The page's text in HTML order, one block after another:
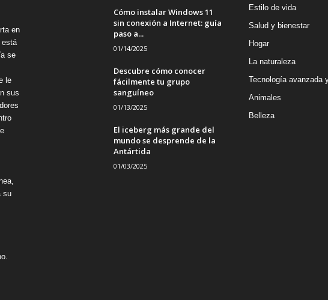
en
está
se
le
sus
su
Cómo instalar Windows 11
sin conexión a Internet: guía
paso a...
01/14/2025
Descubre cómo conocer
fácilmente tu grupo
sanguíneo
01/13/2025
El iceberg más grande del
mundo se desprende de la
Antártida
01/03/2025
Estilo de vida
Salud y bienestar
Hogar
La naturaleza
Tecnología avanzada
Animales
Belleza